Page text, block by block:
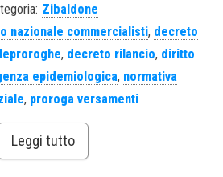
Zibaldone
nazionale commercialisti, decreto
, decreto rilancio, diritto
epidemiologica, normativa
, proroga versamenti
Leggi tutto